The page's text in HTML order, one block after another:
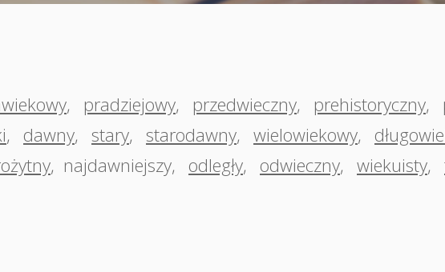
, pradziejowy, przedwieczny, prehistoryczny,
, dawny, stary, starodawny, wielowiekowy,
, najdawniejszy, odległy, odwieczny, wiekuisty,